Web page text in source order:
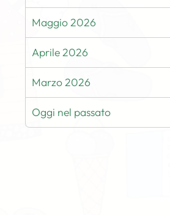
Maggio 2026
Aprile 2026
Marzo 2026
Oggi nel passato